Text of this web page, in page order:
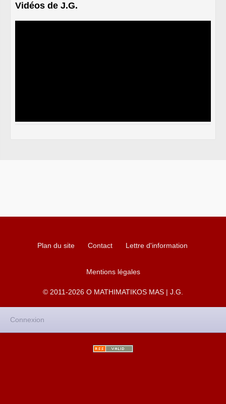
Vidéos de J.G.
Plan du site Contact Lettre d'information
Mentions légales
© 2011-2026 O MATHIMATIKOS MAS | J.G.
Connexion